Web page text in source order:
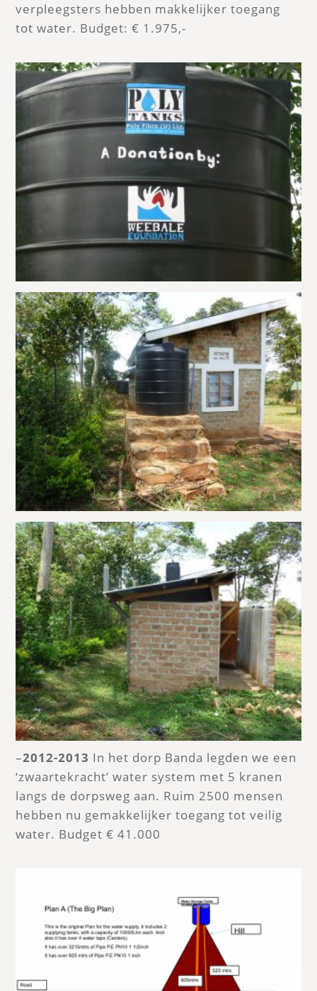
verpleegsters hebben makkelijker toegang
tot water. Budget: € 1.975,-
–2012-2013 In het dorp Banda legden we een
‘zwaartekracht’ water system met 5 kranen
langs de dorpsweg aan. Ruim 2500 mensen
hebben nu gemakkelijker toegang tot veilig
water. Budget € 41.000